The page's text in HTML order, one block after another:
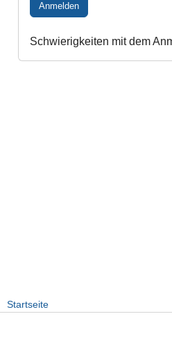
Anmelden
Schwierigkeiten mit dem
Startseite